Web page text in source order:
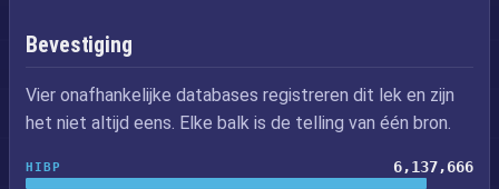
Bevestiging
Vier onafhankelijke databases registreren dit lek en zijn
het niet altijd eens. Elke balk is de telling van één bron.
HIBP 6,137,666